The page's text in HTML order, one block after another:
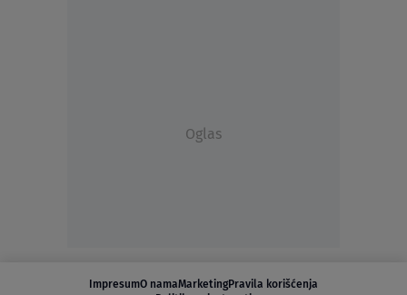
Oglas
ImpresumO namaMarketingPravila korišćenja